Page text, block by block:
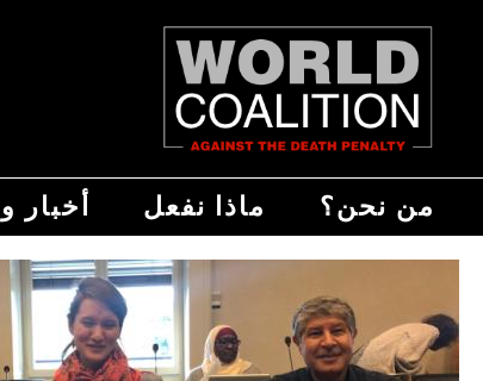
من نحن؟ ماذا نفعل أخبار